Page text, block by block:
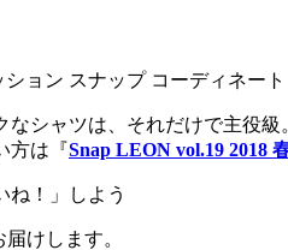
なシャツは、それだけで主役
方は『Snap LEON vol.19 2018
ね！」しよう
けします。